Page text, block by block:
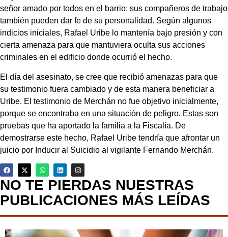
señor amado por todos en el barrio; sus compañeros de trabajo
también pueden dar fe de su personalidad. Según algunos
indicios iniciales, Rafael Uribe lo mantenía bajo presión y con
cierta amenaza para que mantuviera oculta sus acciones
criminales en el edificio donde ocurrió el hecho.
El día del asesinato, se cree que recibió amenazas para que
su testimonio fuera cambiado y de esta manera beneficiar a
Uribe. El testimonio de Merchán no fue objetivo inicialmente,
porque se encontraba en una situación de peligro. Estas son
pruebas que ha aportado la familia a la Fiscalía. De
demostrarse este hecho, Rafael Uribe tendría que afrontar un
juicio por Inducir al Suicidio al vigilante Fernando Merchán.
NO TE PIERDAS NUESTRAS
PUBLICACIONES MÁS LEÍDAS